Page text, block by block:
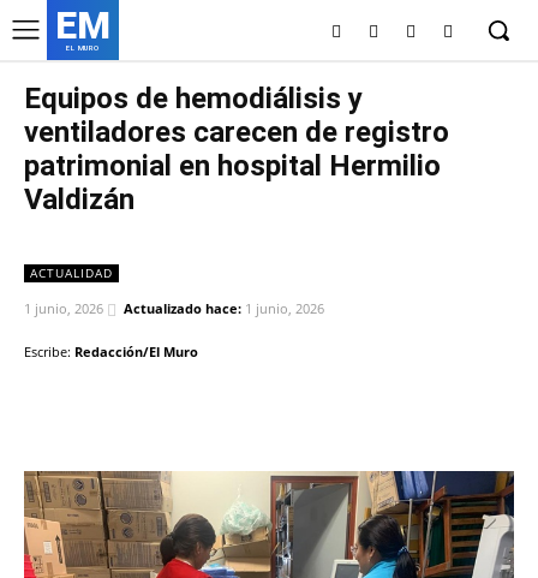
EM
EL MURO
Equipos de hemodiálisis y
ventiladores carecen de registro
patrimonial en hospital Hermilio
Valdizán
ACTUALIDAD
1 junio, 2026 Actualizado hace: 1 junio, 2026
Escribe: Redacción/El Muro